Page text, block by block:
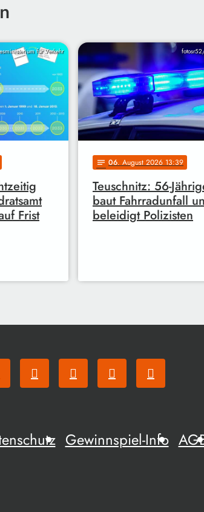
für Verkehr
Frist
notes 06. August 2026 13:39
Teuschnitz: 56-
baut Fahrradunfall
beleidigt Polizisten
Gewinnspiel-Info